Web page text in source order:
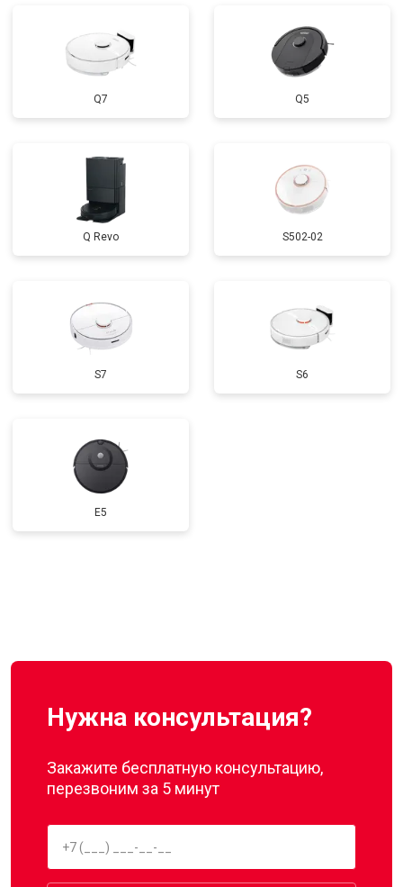
Q7 Q5
Q Revo S502-02
S7 S6
E5
Нужна консультация?
Закажите бесплатную консультацию,
перезвоним за 5 минут